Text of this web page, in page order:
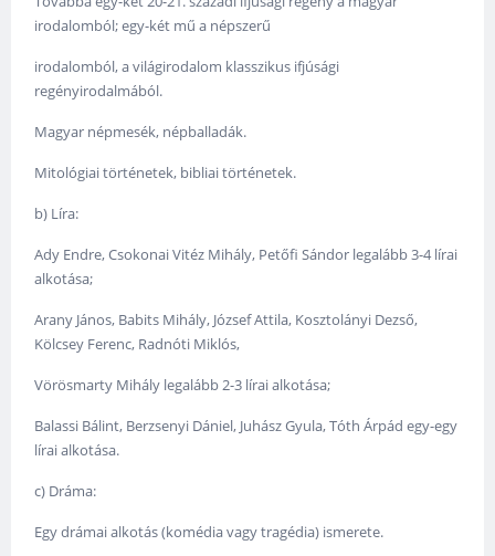
irodalomból; egy-két mű a népszerű
irodalomból, a világirodalom klasszikus ifjúsági
regényirodalmából.
Magyar népmesék, népballadák.
Mitológiai történetek, bibliai történetek.
b) Líra:
Ady Endre, Csokonai Vitéz Mihály, Petőfi Sándor legalább 3-4 lírai
alkotása;
Arany János, Babits Mihály, József Attila, Kosztolányi Dezső,
Kölcsey Ferenc, Radnóti Miklós,
Vörösmarty Mihály legalább 2-3 lírai alkotása;
Balassi Bálint, Berzsenyi Dániel, Juhász Gyula, Tóth Árpád egy-egy
lírai alkotása.
c) Dráma:
Egy drámai alkotás (komédia vagy tragédia) ismerete.